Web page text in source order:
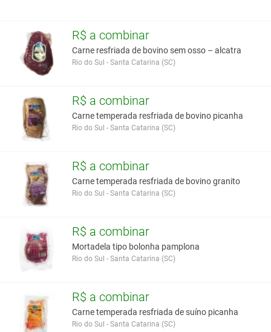
R$ a combinar
Carne resfriada de bovino sem osso – alcatra
Rio do Sul - Santa Catarina (SC)
R$ a combinar
Carne temperada resfriada de bovino picanha
Rio do Sul - Santa Catarina (SC)
R$ a combinar
Carne temperada resfriada de bovino granito
Rio do Sul - Santa Catarina (SC)
R$ a combinar
Mortadela tipo bolonha pamplona
Rio do Sul - Santa Catarina (SC)
R$ a combinar
Carne temperada resfriada de suíno picanha
Rio do Sul - Santa Catarina (SC)